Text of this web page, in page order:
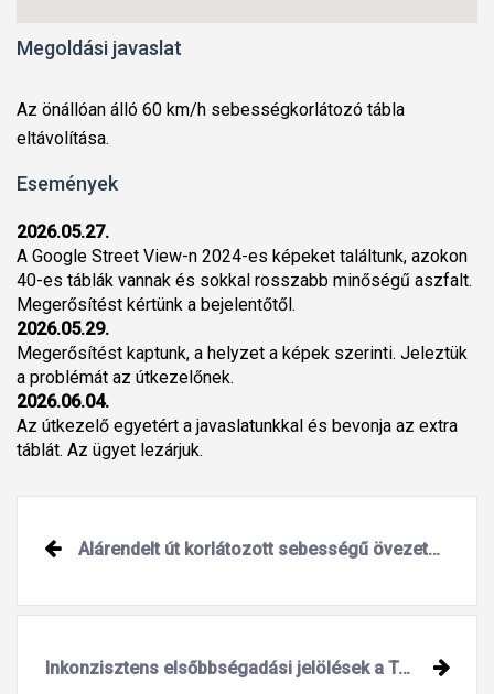
Megoldási javaslat
Az önállóan álló 60 km/h sebességkorlátozó tábla
eltávolítása.
Események
2026.05.27.
A Google Street View-n 2024-es képeket találtunk, azokon
40-es táblák vannak és sokkal rosszabb minőségű aszfalt.
Megerősítést kértünk a bejelentőtől.
2026.05.29.
Megerősítést kaptunk, a helyzet a képek szerinti. Jeleztük
a problémát az útkezelőnek.
2026.06.04.
Az útkezelő egyetért a javaslatunkkal és bevonja az extra
táblát. Az ügyet lezárjuk.
Alárendelt út korlátozott sebességű övezetben
Inkonzisztens elsőbbségadási jelölések a Tóváros út mellékutcáinál